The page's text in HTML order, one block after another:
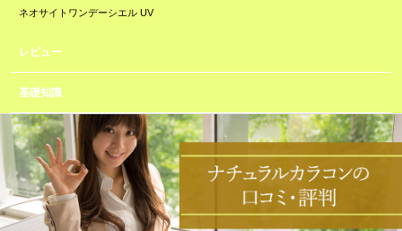
ネオサイトワンデーシエル UV
レビュー
基礎知識